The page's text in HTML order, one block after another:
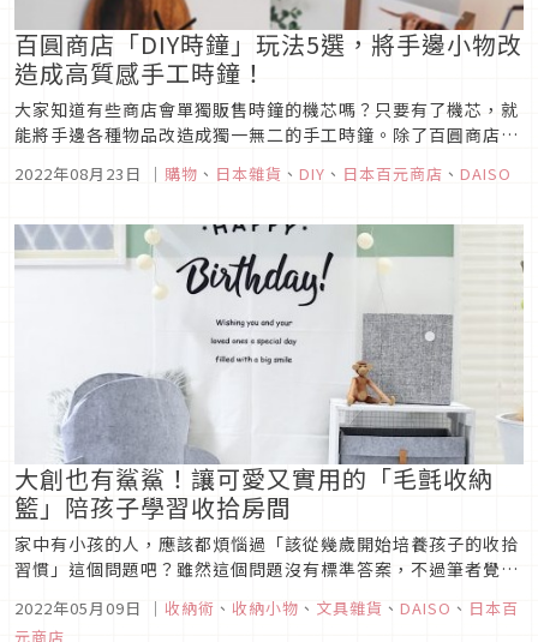
百圓商店「DIY時鐘」玩法5選，將手邊小物改
造成高質感手工時鐘！
大家知道有些商店會單獨販售時鐘的機芯嗎？只要有了機芯，就
能將手邊各種物品改造成獨一無二的手工時鐘。除了百圓商店之
者要教大家用「DIY機芯指針組」來將各種百圓商店小物改造成
2022年08月23日 ｜ 購物 、 日本雜貨 、 DIY 、 日本百元商店 、 DAISO
大創也有鯊鯊！讓可愛又實用的「毛氈收納
籃」陪孩子學習收拾房間
家中有小孩的人，應該都煩惱過「該從幾歲開始培養孩子的收拾
習慣」這個問題吧？雖然這個問題沒有標準答案，不過筆者覺得
只要小孩開始玩玩具，家長就可以訓練小孩收拾東西了！只要讓
孩子同時學會「玩樂」與「收拾」這兩件事，就能從小培養正確
2022年05月09日 ｜ 收納術 、 收納小物 、 文具雜貨 、 DAISO 、 日本百
元商店